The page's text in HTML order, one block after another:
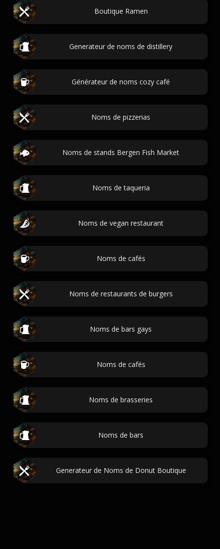
Boutique Ramen
Generateur de noms de distillery
Générateur de noms cozy café
Noms de pizzerias
Noms de stands Bergen Fish Market
Noms de taqueria
Noms de vegan restaurant
Noms de cafés
Noms de restaurants de burgers
Noms de bars gays
Noms de cafés
Noms de brasseries
Noms de bars
Generateur de Noms de Donut Boutique